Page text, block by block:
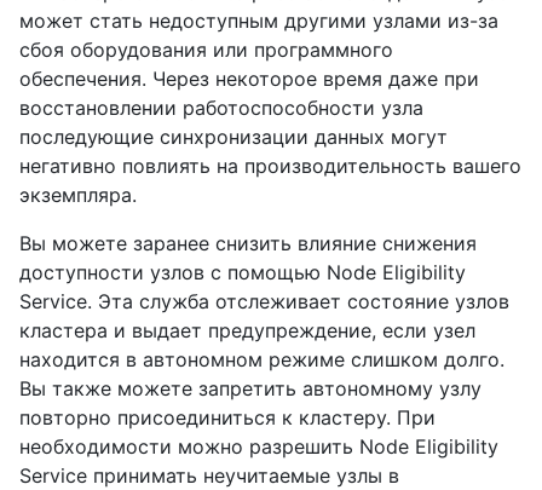
может стать недоступным другими узлами из-за
сбоя оборудования или программного
обеспечения. Через некоторое время даже при
восстановлении работоспособности узла
последующие синхронизации данных могут
негативно повлиять на производительность вашего
экземпляра.
Вы можете заранее снизить влияние снижения
доступности узлов с помощью Node Eligibility
Service. Эта служба отслеживает состояние узлов
кластера и выдает предупреждение, если узел
находится в автономном режиме слишком долго.
Вы также можете запретить автономному узлу
повторно присоединиться к кластеру. При
необходимости можно разрешить Node Eligibility
Service принимать неучитаемые узлы в